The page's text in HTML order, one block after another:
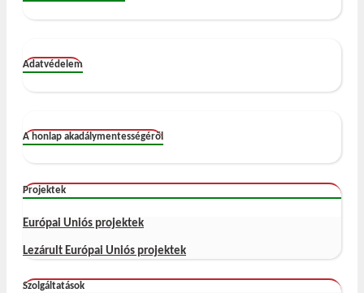
Adatvédelem
A honlap akadálymentességéről
Projektek
Európai Uniós projektek
Lezárult Európai Uniós projektek
Szolgáltatások